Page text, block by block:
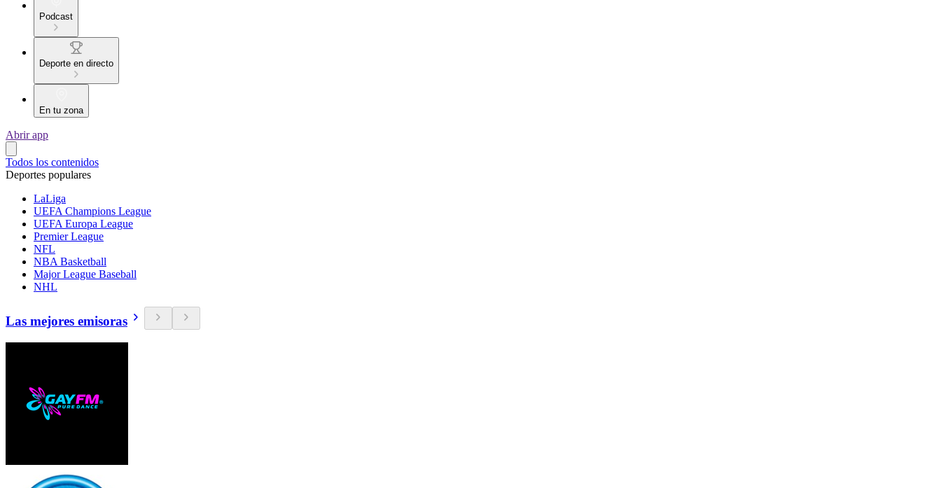
Podcast
Deporte en directo
En tu zona
Abrir app
Todos los contenidos
Deportes populares
LaLiga
UEFA Champions League
UEFA Europa League
Premier League
NFL
NBA Basketball
Major League Baseball
NHL
Las mejores emisoras